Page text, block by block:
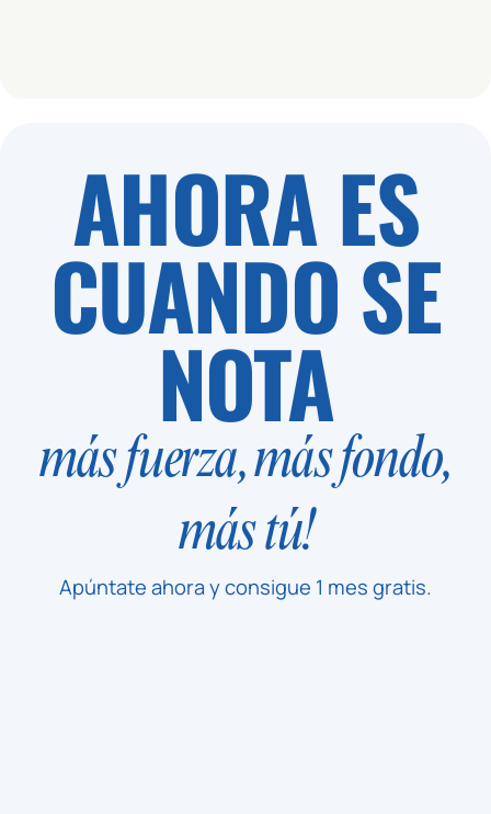
AHORA ES
CUANDO SE
NOTA
más fuerza, más fondo,
más tú!
Apúntate ahora y consigue 1 mes gratis.